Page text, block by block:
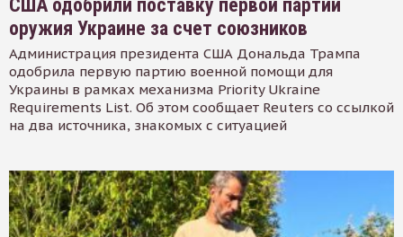
США одобрили поставку первой партии
оружия Украине за счет союзников
Администрация президента США Дональда Трампа
одобрила первую партию военной помощи для
Украины в рамках механизма Priority Ukraine
Requirements List. Об этом сообщает Reuters со ссылкой
на два источника, знакомых с ситуацией